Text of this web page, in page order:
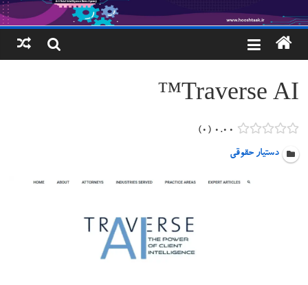
خبری
هوش
مصنوعی
www.hooshtaak.ir
Traverse AI™
۰.۰۰ ۰
دستیار حقوقی